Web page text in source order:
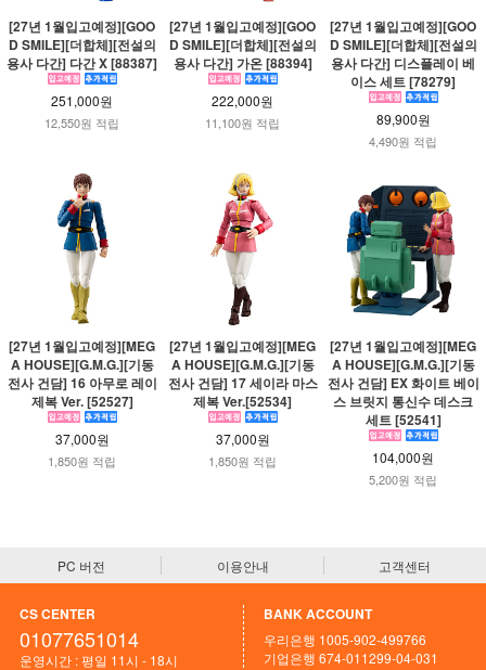
[27년 1월입고예정][GOO
D SMILE][더합체][전설의
용사 다간] 다간 X [88387]
251,000원
12,550원 적립
[27년 1월입고예정][GOO
D SMILE][더합체][전설의
용사 다간] 가온 [88394]
222,000원
11,100원 적립
[27년 1월입고예정][GOO
D SMILE][더합체][전설의
용사 다간] 디스플레이 베
이스 세트 [78279]
89,900원
4,490원 적립
[27년 1월입고예정][MEG
A HOUSE][G.M.G.][기동
전사 건담] 16 아무로 레이
제복 Ver. [52527]
37,000원
1,850원 적립
[27년 1월입고예정][MEG
A HOUSE][G.M.G.][기동
전사 건담] 17 세이라 마스
제복 Ver.[52534]
37,000원
1,850원 적립
[27년 1월입고예정][MEG
A HOUSE][G.M.G.][기동
전사 건담] EX 화이트 베이
스 브릿지 통신수 데스크
세트 [52541]
104,000원
5,200원 적립
PC 버전 이용안내 고객센터
CS CENTER
01077651014
운영시간 : 평일 11시 - 18시
BANK ACCOUNT
우리은행 1005-902-499766
기업은행 674-011299-04-031